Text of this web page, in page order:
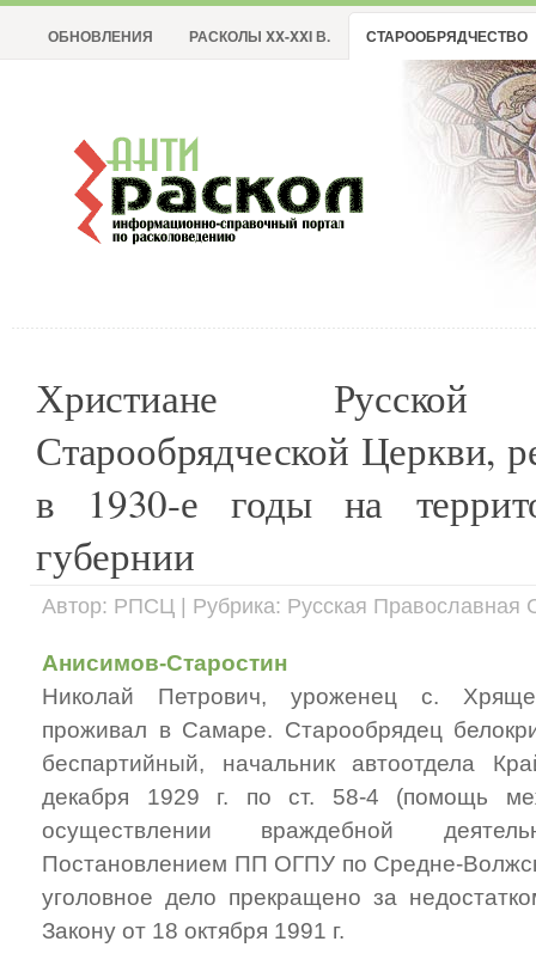
ОБНОВЛЕНИЯ РАСКОЛЫ XX-XXI В. СТАРООБРЯДЧЕСТВО
Христиане Русской
Старообрядческой Церкви,
в 1930-е годы на
губернии
Автор: РПСЦ | Рубрика: Русская Православная
Анисимов-Старостин
Николай Петрович, уроженец с.
проживал в Самаре. Старообрядец
беспартийный, начальник автоотдела
декабря 1929 г. по ст. 58-4 (помощь
осуществлении враждебной
Постановлением ПП ОГПУ по Средне-
уголовное дело прекращено за
Закону от 18 октября 1991 г.